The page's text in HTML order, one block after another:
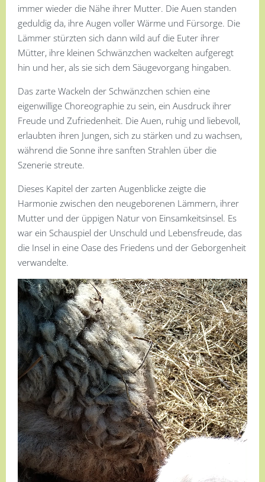
immer wieder die Nähe ihrer Mutter. Die Auen standen
geduldig da, ihre Augen voller Wärme und Fürsorge. Die
Lämmer stürzten sich dann wild auf die Euter ihrer
Mütter, ihre kleinen Schwänzchen wackelten aufgeregt
hin und her, als sie sich dem Säugevorgang hingaben.
Das zarte Wackeln der Schwänzchen schien eine
eigenwillige Choreographie zu sein, ein Ausdruck ihrer
Freude und Zufriedenheit. Die Auen, ruhig und liebevoll,
erlaubten ihren Jungen, sich zu stärken und zu wachsen,
während die Sonne ihre sanften Strahlen über die
Szenerie streute.
Dieses Kapitel der zarten Augenblicke zeigte die
Harmonie zwischen den neugeborenen Lämmern, ihrer
Mutter und der üppigen Natur von Einsamkeitsinsel. Es
war ein Schauspiel der Unschuld und Lebensfreude, das
die Insel in eine Oase des Friedens und der Geborgenheit
verwandelte.